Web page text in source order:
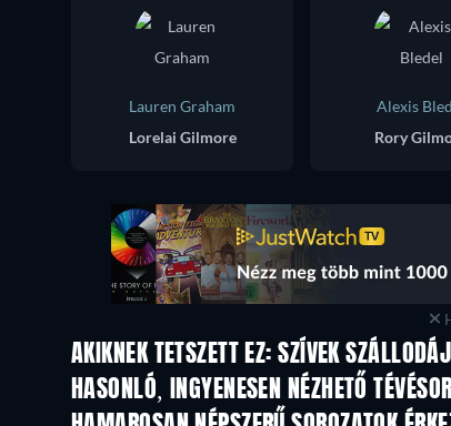
Lauren Graham
Lorelai Gilmore
Alexis
Rory
AKIKNEK TETSZETT EZ: SZÍVEK
TV
HASONLÓ, INGYENESEN NÉZHETŐ
TV